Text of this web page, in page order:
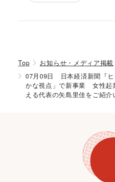
Top
お知らせ・メディア掲載
07月09日 日本経済新聞『ヒ
かな視点」で新事業 女性起
える代表の矢島里佳をご紹介